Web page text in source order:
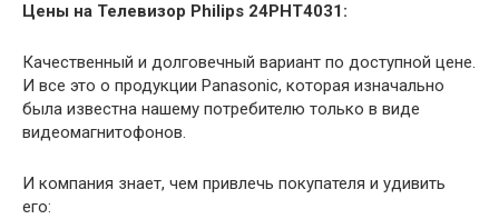
Цены на Телевизор Philips 24PHT4031:
Качественный и долговечный вариант по доступной цене.
И все это о продукции Panasonic, которая изначально
была известна нашему потребителю только в виде
видеомагнитофонов.
И компания знает, чем привлечь покупателя и удивить
его: